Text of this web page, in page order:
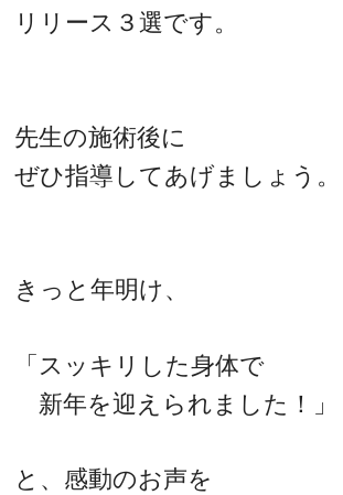
リリース３選です。
先生の施術後に
ぜひ指導してあげましょう。
きっと年明け、
「スッキリした身体で
新年を迎えられました！」
と、感動のお声を